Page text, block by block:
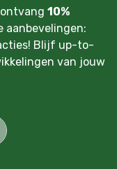
10%
aanbevelingen:
Blijf up-to-
van jouw